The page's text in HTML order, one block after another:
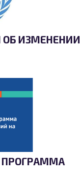
ИЗМЕНЕНИИ
ПРОГРАММА